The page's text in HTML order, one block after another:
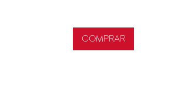
COMPRAR